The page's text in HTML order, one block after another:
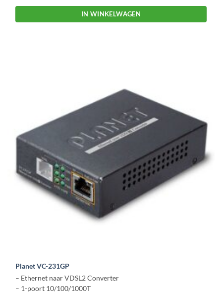
IN WINKELWAGEN
Planet VC-231GP
– Ethernet naar VDSL2 Converter
– 1-poort 10/100/1000T